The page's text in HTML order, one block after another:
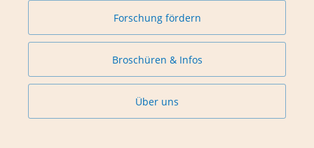
Forschung fördern
Broschüren & Infos
Über uns